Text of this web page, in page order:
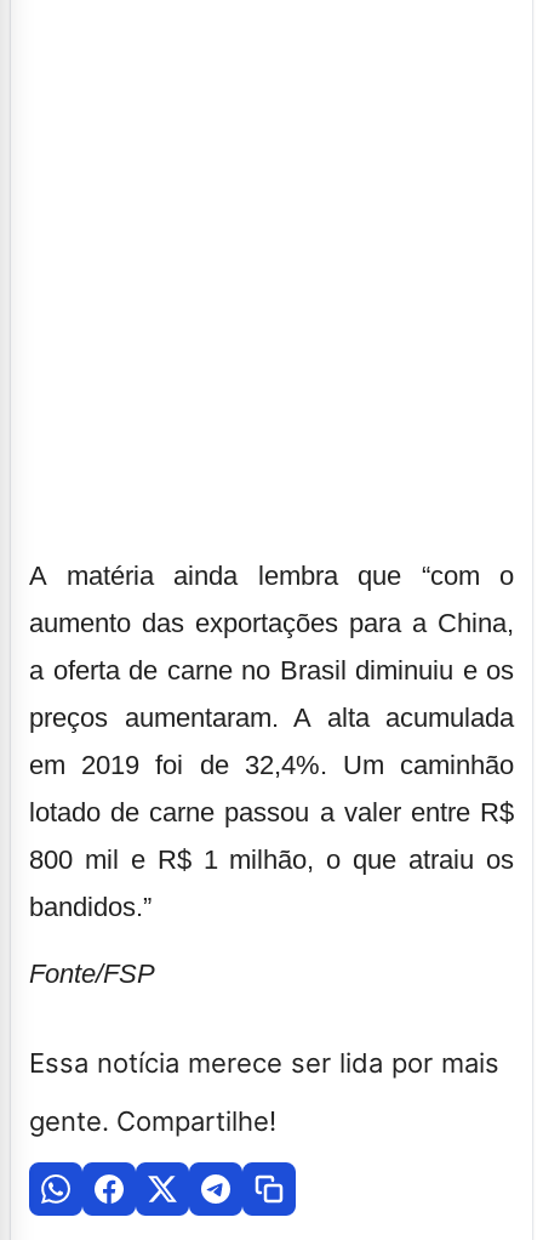
A matéria ainda lembra que “com o
aumento das exportações para a China,
a oferta de carne no Brasil diminuiu e os
preços aumentaram. A alta acumulada
em 2019 foi de 32,4%. Um caminhão
lotado de carne passou a valer entre R$
800 mil e R$ 1 milhão, o que atraiu os
bandidos.”
Fonte/FSP
Essa notícia merece ser lida por mais
gente. Compartilhe!